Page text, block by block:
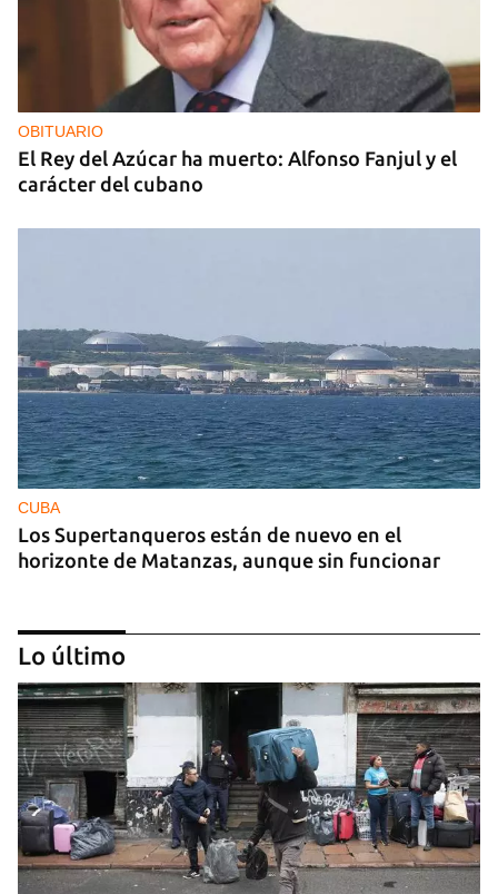
OBITUARIO
El Rey del Azúcar ha muerto: Alfonso Fanjul y el
carácter del cubano
CUBA
Los Supertanqueros están de nuevo en el
horizonte de Matanzas, aunque sin funcionar
REPRESIÓN
Lo último